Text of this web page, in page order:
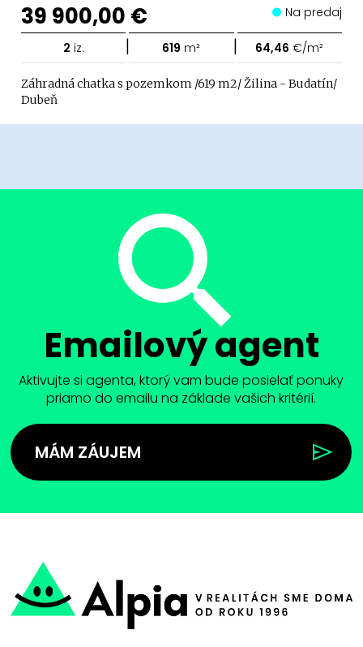
39 900,00 € Na predaj
2 iz. | 619 m² | 64,46 €/m²
Záhradná chatka s pozemkom /619 m2/ Žilina - Budatín/
Dubeň
Emailový agent
Aktivujte si agenta, ktorý vam bude posielať ponuky
priamo do emailu na základe vašich kritérií.
MÁM ZÁUJEM